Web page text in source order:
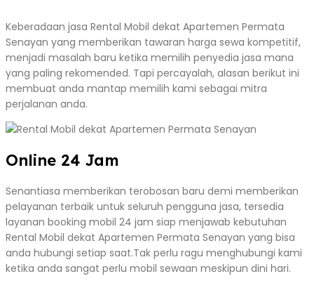
Keberadaan jasa Rental Mobil dekat Apartemen Permata
Senayan yang memberikan tawaran harga sewa kompetitif,
menjadi masalah baru ketika memilih penyedia jasa mana
yang paling rekomended. Tapi percayalah, alasan berikut ini
membuat anda mantap memilih kami sebagai mitra
perjalanan anda.
Online 24 Jam
Senantiasa memberikan terobosan baru demi memberikan
pelayanan terbaik untuk seluruh pengguna jasa, tersedia
layanan booking mobil 24 jam siap menjawab kebutuhan
Rental Mobil dekat Apartemen Permata Senayan yang bisa
anda hubungi setiap saat.Tak perlu ragu menghubungi kami
ketika anda sangat perlu mobil sewaan meskipun dini hari.